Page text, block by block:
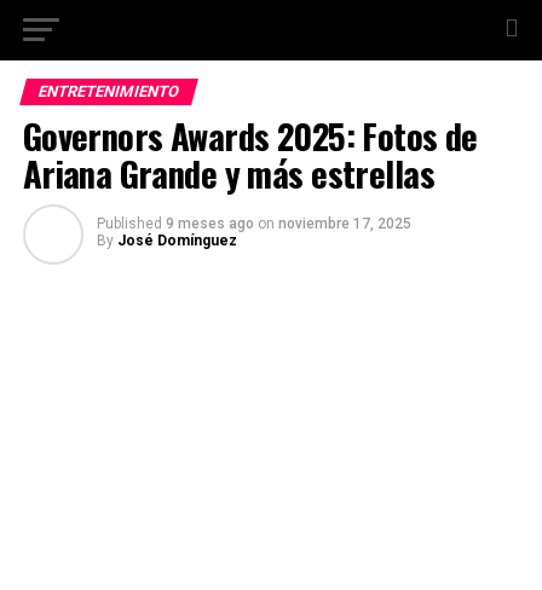
ENTRETENIMIENTO
Governors Awards 2025: Fotos de
Ariana Grande y más estrellas
Published 9 meses ago on noviembre 17, 2025
By José Domínguez